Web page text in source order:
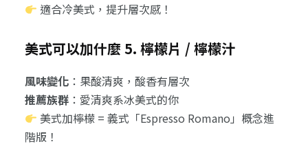
適合冷美式，提升層次感！
美式可以加什麼 5. 檸檬片 / 檸檬汁
風味變化：果酸清爽，酸香有層次
推薦族群：愛清爽系冰美式的你
美式加檸檬 = 義式「Espresso Romano」概念進
階版！